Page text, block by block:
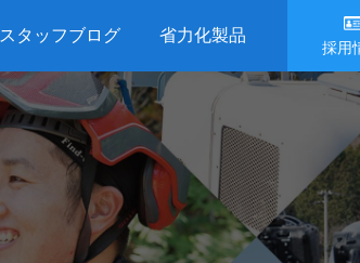
スタッフブログ 省力化製品
採用